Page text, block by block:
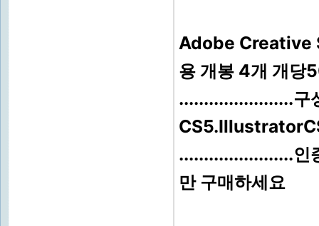
Adobe Creative
용 개봉 4개 개당
.......................
.......................인
만 구매하세요